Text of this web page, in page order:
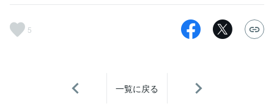
5
一覧に戻る